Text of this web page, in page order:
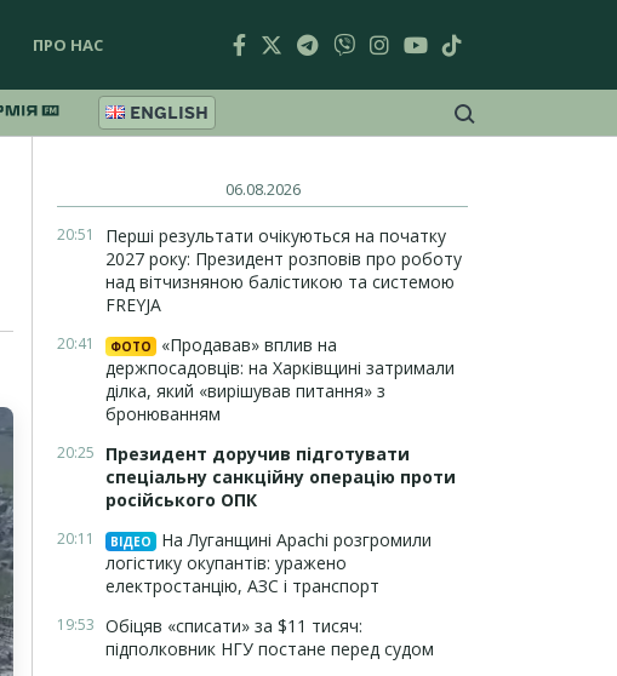
ПРО НАС
ENGLISH
06.08.2026
20:51
Перші результати очікуються на початку
2027 року: Президент розповів про роботу
над вітчизняною балістикою та системою
FREYJA
20:41 ФОТО
«Продавав» вплив на
держпосадовців: на Харківщині затримали
ділка, який «вирішував питання» з
бронюванням
20:25
Президент доручив підготувати
спеціальну санкційну операцію проти
російського ОПК
20:11 ВІДЕО
На Луганщині Apachi розгромили
логістику окупантів: уражено
електростанцію, АЗС і транспорт
19:53 Обіцяв «списати» за $11 тисяч:
підполковник НГУ постане перед судом